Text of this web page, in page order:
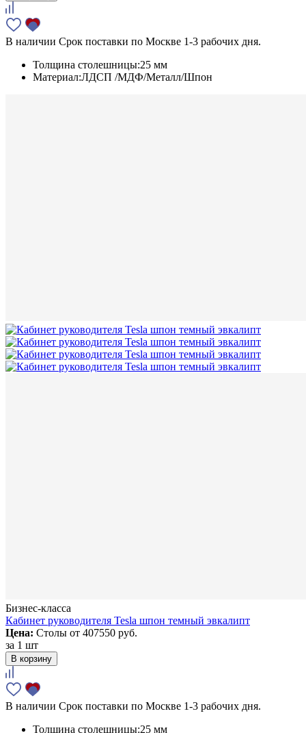
В наличии Срок поставки по Москве 1-3 рабочих дня.
Толщина столешницы:25 мм
Материал:ЛДСП /МДФ/Металл/Шпон
Бизнес-класса
Кабинет руководителя Tesla шпон темный эвкалипт
Цена: Столы от 407550 руб.
за 1 шт
В корзину
В наличии Срок поставки по Москве 1-3 рабочих дня.
Толщина столешницы:25 мм